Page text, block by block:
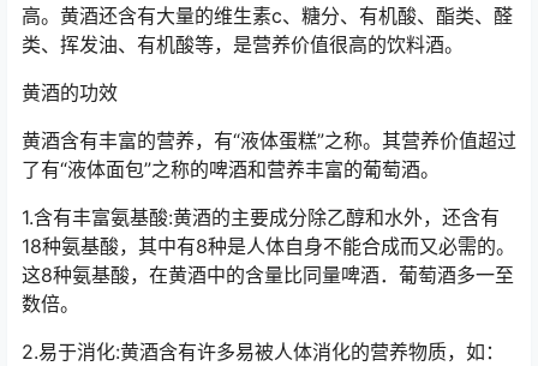
高。黄酒还含有大量的维生素c、糖分、有机酸、酯类、醛
类、挥发油、有机酸等，是营养价值很高的饮料酒。
黄酒的功效
黄酒含有丰富的营养，有“液体蛋糕”之称。其营养价值超过
了有“液体面包”之称的啤酒和营养丰富的葡萄酒。
1.含有丰富氨基酸:黄酒的主要成分除乙醇和水外，还含有
18种氨基酸，其中有8种是人体自身不能合成而又必需的。
这8种氨基酸，在黄酒中的含量比同量啤酒．葡萄酒多一至
数倍。
2.易于消化:黄酒含有许多易被人体消化的营养物质，如：